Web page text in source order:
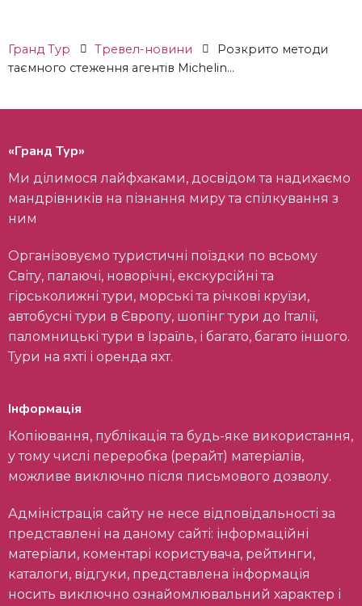
Гранд Тур Тревел-новини
Розкрито методи
таємного стеження агентів Michelin...
«Гранд Тур»
Ми ділимося лайфхаками, досвідом та надихаємо
мандрівників на пізнання миру та спілкування з
ним
Організовуємо туристичні поїздки по всьому
Світу, палаючі, новорічні, екскурсійні та
гірськолижні тури, морські та річкові круїзи,
автобусні тури в Європу, шопінг тури до Італії,
паломницькі тури в Ізраїль, і багато, багато іншого.
Тури на яхті і оренда яхт.
Інформація
Копіювання, публікація та будь-яке використання,
у тому числі переробка (рерайт) матеріалів,
можливе виключно після письмового дозволу.
Адміністрація сайту не несе відповідальності за
представлені на даному сайті: інформаційні
матеріали, коментарі користувача, рейтинги,
каталоги, відгуки, представлена інформація
носить виключно ознайомлювальний характер і